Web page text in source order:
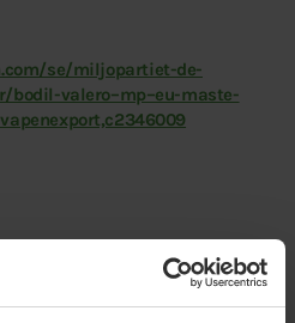
se/miljopartiet-de-
bodil-valero–mp–eu-maste-